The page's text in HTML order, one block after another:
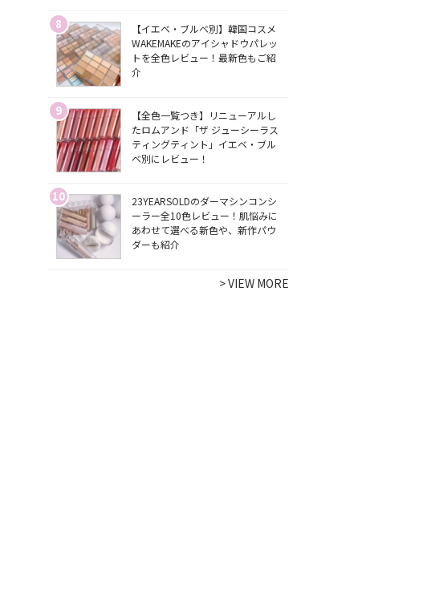
8
【イエベ・ブルベ別】韓国コスメ
WAKEMAKEのアイシャドウパレッ
トを全色レビュー！最新色もご紹
介
9
【全色一覧つき】リニューアルし
たロムアンド「ザ ジューシーラス
ティングティント」イエベ・ブル
ベ別にレビュー！
10
23YEARSOLDのダーマシンコンシ
ーラー全10色レビュー！肌悩みに
あわせて選べる新色や、新作パウ
ダーも紹介
>VIEW MORE